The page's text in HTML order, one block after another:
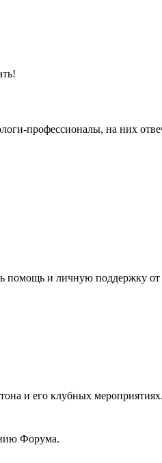
профессионалы, на них
помощь и личную поддержку от
и его клубных мероприятиях.
Форума.